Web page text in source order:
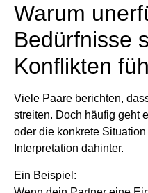
Warum
Bedürfnisse
Konflikten
Viele Paare berichten,
streiten. Doch häufig geht
oder die konkrete
Interpretation dahinter.
Ein Beispiel: